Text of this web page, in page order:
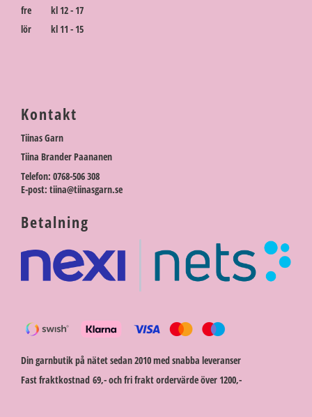
fre kl 12 - 17
lör kl 11 - 15
Kontakt
Tiinas Garn
Tiina Brander Paananen
Telefon: 0768-506 308
E-post: tiina@tiinasgarn.se
Betalning
Din garnbutik på nätet sedan 2010 med snabba leveranser
Fast fraktkostnad 69,- och fri frakt ordervärde över 1200,-